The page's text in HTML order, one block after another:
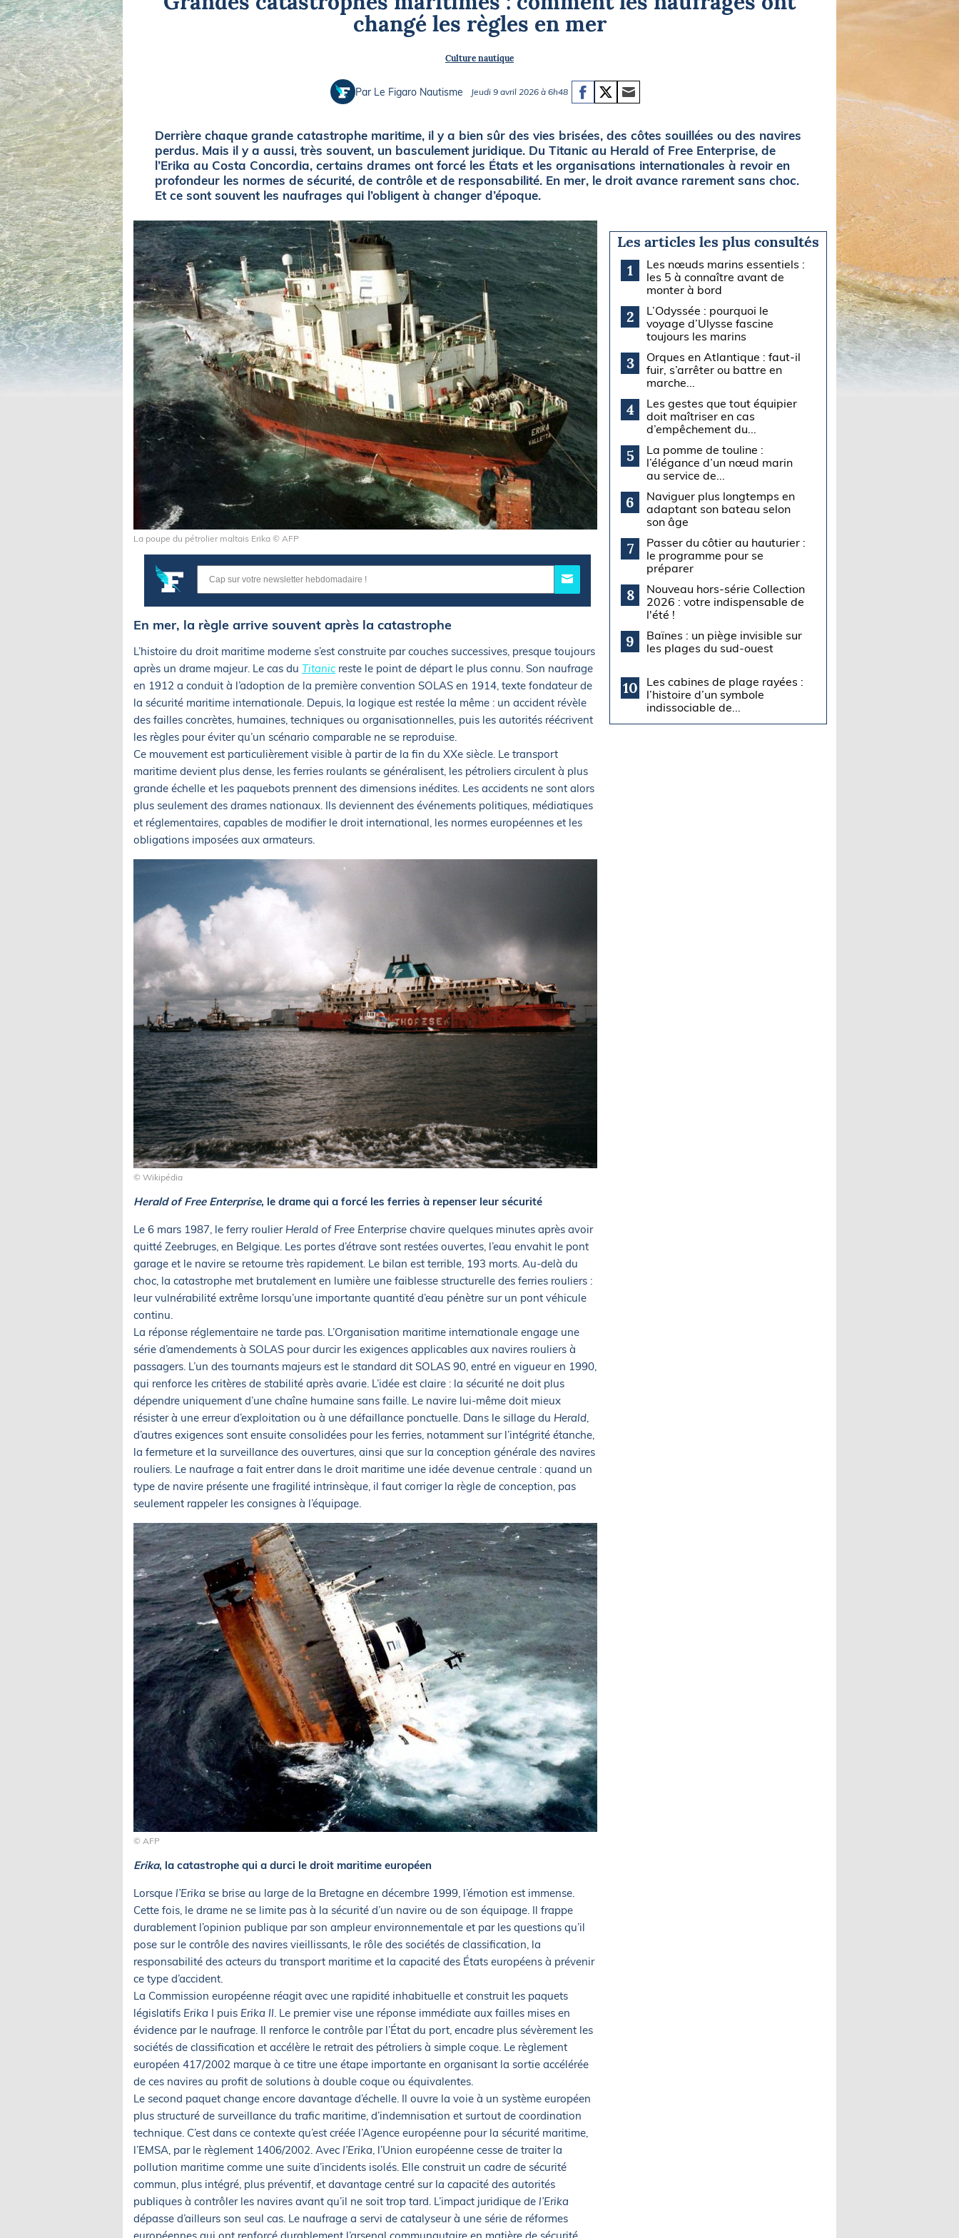
Equipements
LOISIRS
Glisse
Briefings
changé les règles en mer
Culture nautique
Par Le Figaro Nautisme Jeudi 9 avril 2026 à 6h48
Derrière chaque grande catastrophe maritime, il y a bien sûr des vies brisées, des côtes souillées ou des navires
perdus. Mais il y a aussi, très souvent, un basculement juridique. Du Titanic au Herald of Free Enterprise, de
l’Erika au Costa Concordia, certains drames ont forcé les États et les organisations internationales à revoir en
profondeur les normes de sécurité, de contrôle et de responsabilité. En mer, le droit avance rarement sans choc.
Et ce sont souvent les naufrages qui l’obligent à changer d’époque.
La poupe du pétrolier maltais Erika © AFP
En mer, la règle arrive souvent après la catastrophe
L’histoire du droit maritime moderne s’est construite par couches successives, presque toujours
après un drame majeur. Le cas du Titanic reste le point de départ le plus connu. Son naufrage
en 1912 a conduit à l’adoption de la première convention SOLAS en 1914, texte fondateur de
la sécurité maritime internationale. Depuis, la logique est restée la même : un accident révèle
des failles concrètes, humaines, techniques ou organisationnelles, puis les autorités réécrivent
les règles pour éviter qu’un scénario comparable ne se reproduise.
Ce mouvement est particulièrement visible à partir de la fin du XXe siècle. Le transport
maritime devient plus dense, les ferries roulants se généralisent, les pétroliers circulent à plus
grande échelle et les paquebots prennent des dimensions inédites. Les accidents ne sont alors
plus seulement des drames nationaux. Ils deviennent des événements politiques, médiatiques
et réglementaires, capables de modifier le droit international, les normes européennes et les
obligations imposées aux armateurs.
© Wikipédia
Herald of Free Enterprise, le drame qui a forcé les ferries à repenser leur sécurité
Le 6 mars 1987, le ferry roulier Herald of Free Enterprise chavire quelques minutes après avoir
quitté Zeebruges, en Belgique. Les portes d’étrave sont restées ouvertes, l’eau envahit le pont
garage et le navire se retourne très rapidement. Le bilan est terrible, 193 morts. Au-delà du
choc, la catastrophe met brutalement en lumière une faiblesse structurelle des ferries rouliers :
leur vulnérabilité extrême lorsqu’une importante quantité d’eau pénètre sur un pont véhicule
continu.
La réponse réglementaire ne tarde pas. L’Organisation maritime internationale engage une
série d’amendements à SOLAS pour durcir les exigences applicables aux navires rouliers à
passagers. L’un des tournants majeurs est le standard dit SOLAS 90, entré en vigueur en 1990,
qui renforce les critères de stabilité après avarie. L’idée est claire : la sécurité ne doit plus
dépendre uniquement d’une chaîne humaine sans faille. Le navire lui-même doit mieux
résister à une erreur d’exploitation ou à une défaillance ponctuelle. Dans le sillage du Herald,
d’autres exigences sont ensuite consolidées pour les ferries, notamment sur l’intégrité étanche,
la fermeture et la surveillance des ouvertures, ainsi que sur la conception générale des navires
rouliers. Le naufrage a fait entrer dans le droit maritime une idée devenue centrale : quand un
type de navire présente une fragilité intrinsèque, il faut corriger la règle de conception, pas
seulement rappeler les consignes à l’équipage.
© AFP
Erika, la catastrophe qui a durci le droit maritime européen
Lorsque l’Erika se brise au large de la Bretagne en décembre 1999, l’émotion est immense.
Cette fois, le drame ne se limite pas à la sécurité d’un navire ou de son équipage. Il frappe
durablement l’opinion publique par son ampleur environnementale et par les questions qu’il
pose sur le contrôle des navires vieillissants, le rôle des sociétés de classification, la
responsabilité des acteurs du transport maritime et la capacité des États européens à prévenir
ce type d’accident.
La Commission européenne réagit avec une rapidité inhabituelle et construit les paquets
législatifs Erika I puis Erika II. Le premier vise une réponse immédiate aux failles mises en
évidence par le naufrage. Il renforce le contrôle par l’État du port, encadre plus sévèrement les
sociétés de classification et accélère le retrait des pétroliers à simple coque. Le règlement
européen 417/2002 marque à ce titre une étape importante en organisant la sortie accélérée
de ces navires au profit de solutions à double coque ou équivalentes.
Le second paquet change encore davantage d’échelle. Il ouvre la voie à un système européen
plus structuré de surveillance du trafic maritime, d’indemnisation et surtout de coordination
technique. C’est dans ce contexte qu’est créée l’Agence européenne pour la sécurité maritime,
l’EMSA, par le règlement 1406/2002. Avec l’Erika, l’Union européenne cesse de traiter la
pollution maritime comme une suite d’incidents isolés. Elle construit un cadre de sécurité
commun, plus intégré, plus préventif, et davantage centré sur la capacité des autorités
publiques à contrôler les navires avant qu’il ne soit trop tard. L’impact juridique de l’Erika
dépasse d’ailleurs son seul cas. Le naufrage a servi de catalyseur à une série de réformes
Les articles les plus consultés
1
Les nœuds marins essentiels :
les 5 à connaître avant de
monter à bord
2
L’Odyssée : pourquoi le
voyage d’Ulysse fascine
toujours les marins
3
Orques en Atlantique : faut-il
fuir, s’arrêter ou battre en
marche...
4
Les gestes que tout équipier
doit maîtriser en cas
d’empêchement du...
5
La pomme de touline :
l’élégance d’un nœud marin
au service de...
6
Naviguer plus longtemps en
adaptant son bateau selon
son âge
7
Passer du côtier au hauturier :
le programme pour se
préparer
8
Nouveau hors-série Collection
2026 : votre indispensable de
l'été !
9
Baïnes : un piège invisible sur
les plages du sud-ouest
10
Les cabines de plage rayées :
l’histoire d’un symbole
indissociable de...